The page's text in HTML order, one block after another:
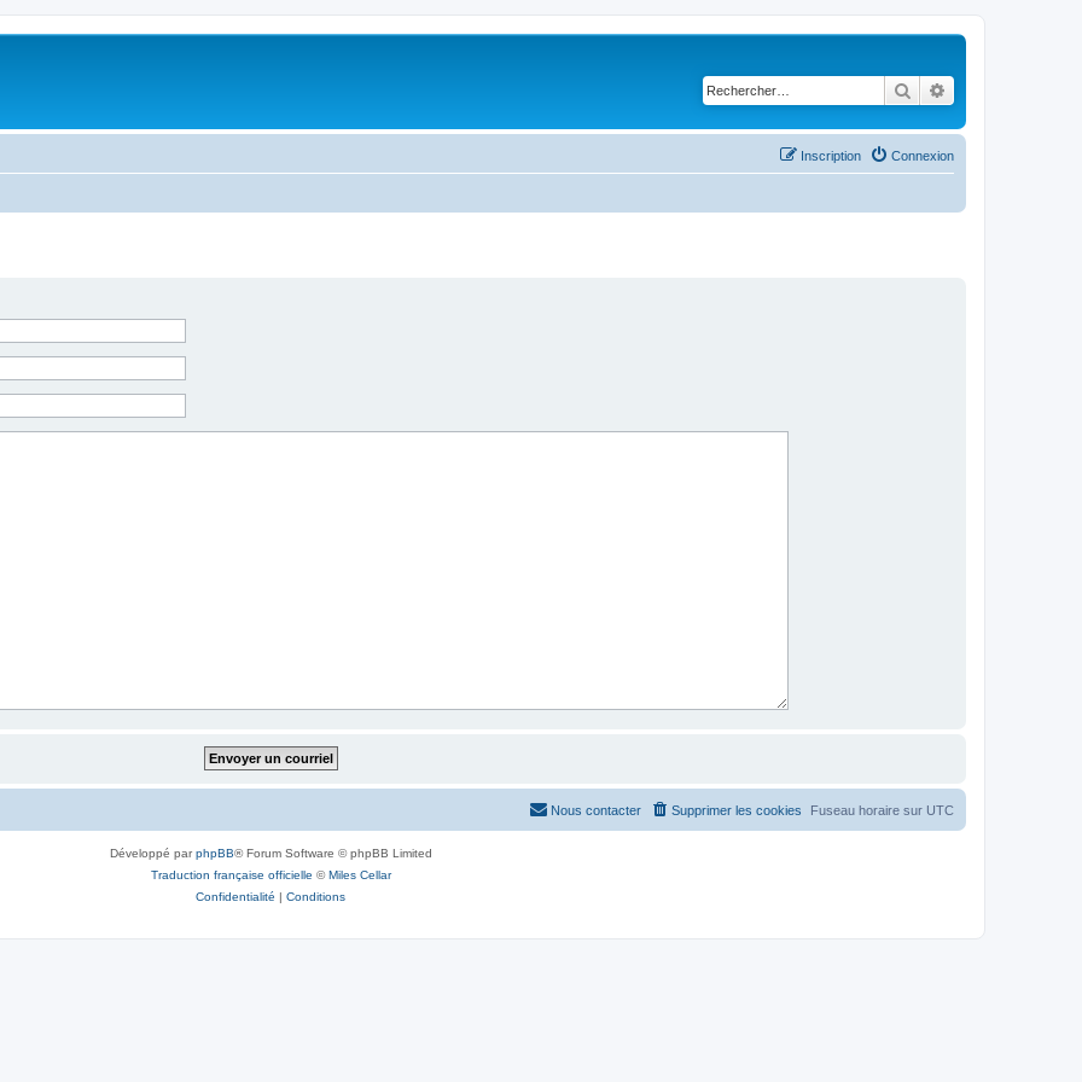
Rechercher
Connexion
Inscription
Fuseau horaire sur UTC
Supprimer les cookies
Nous contacter
Développé parphpBB® Forum Software © phpBB Limited
Traduction française officielle ©Miles Cellar
Confidentialité | Conditions